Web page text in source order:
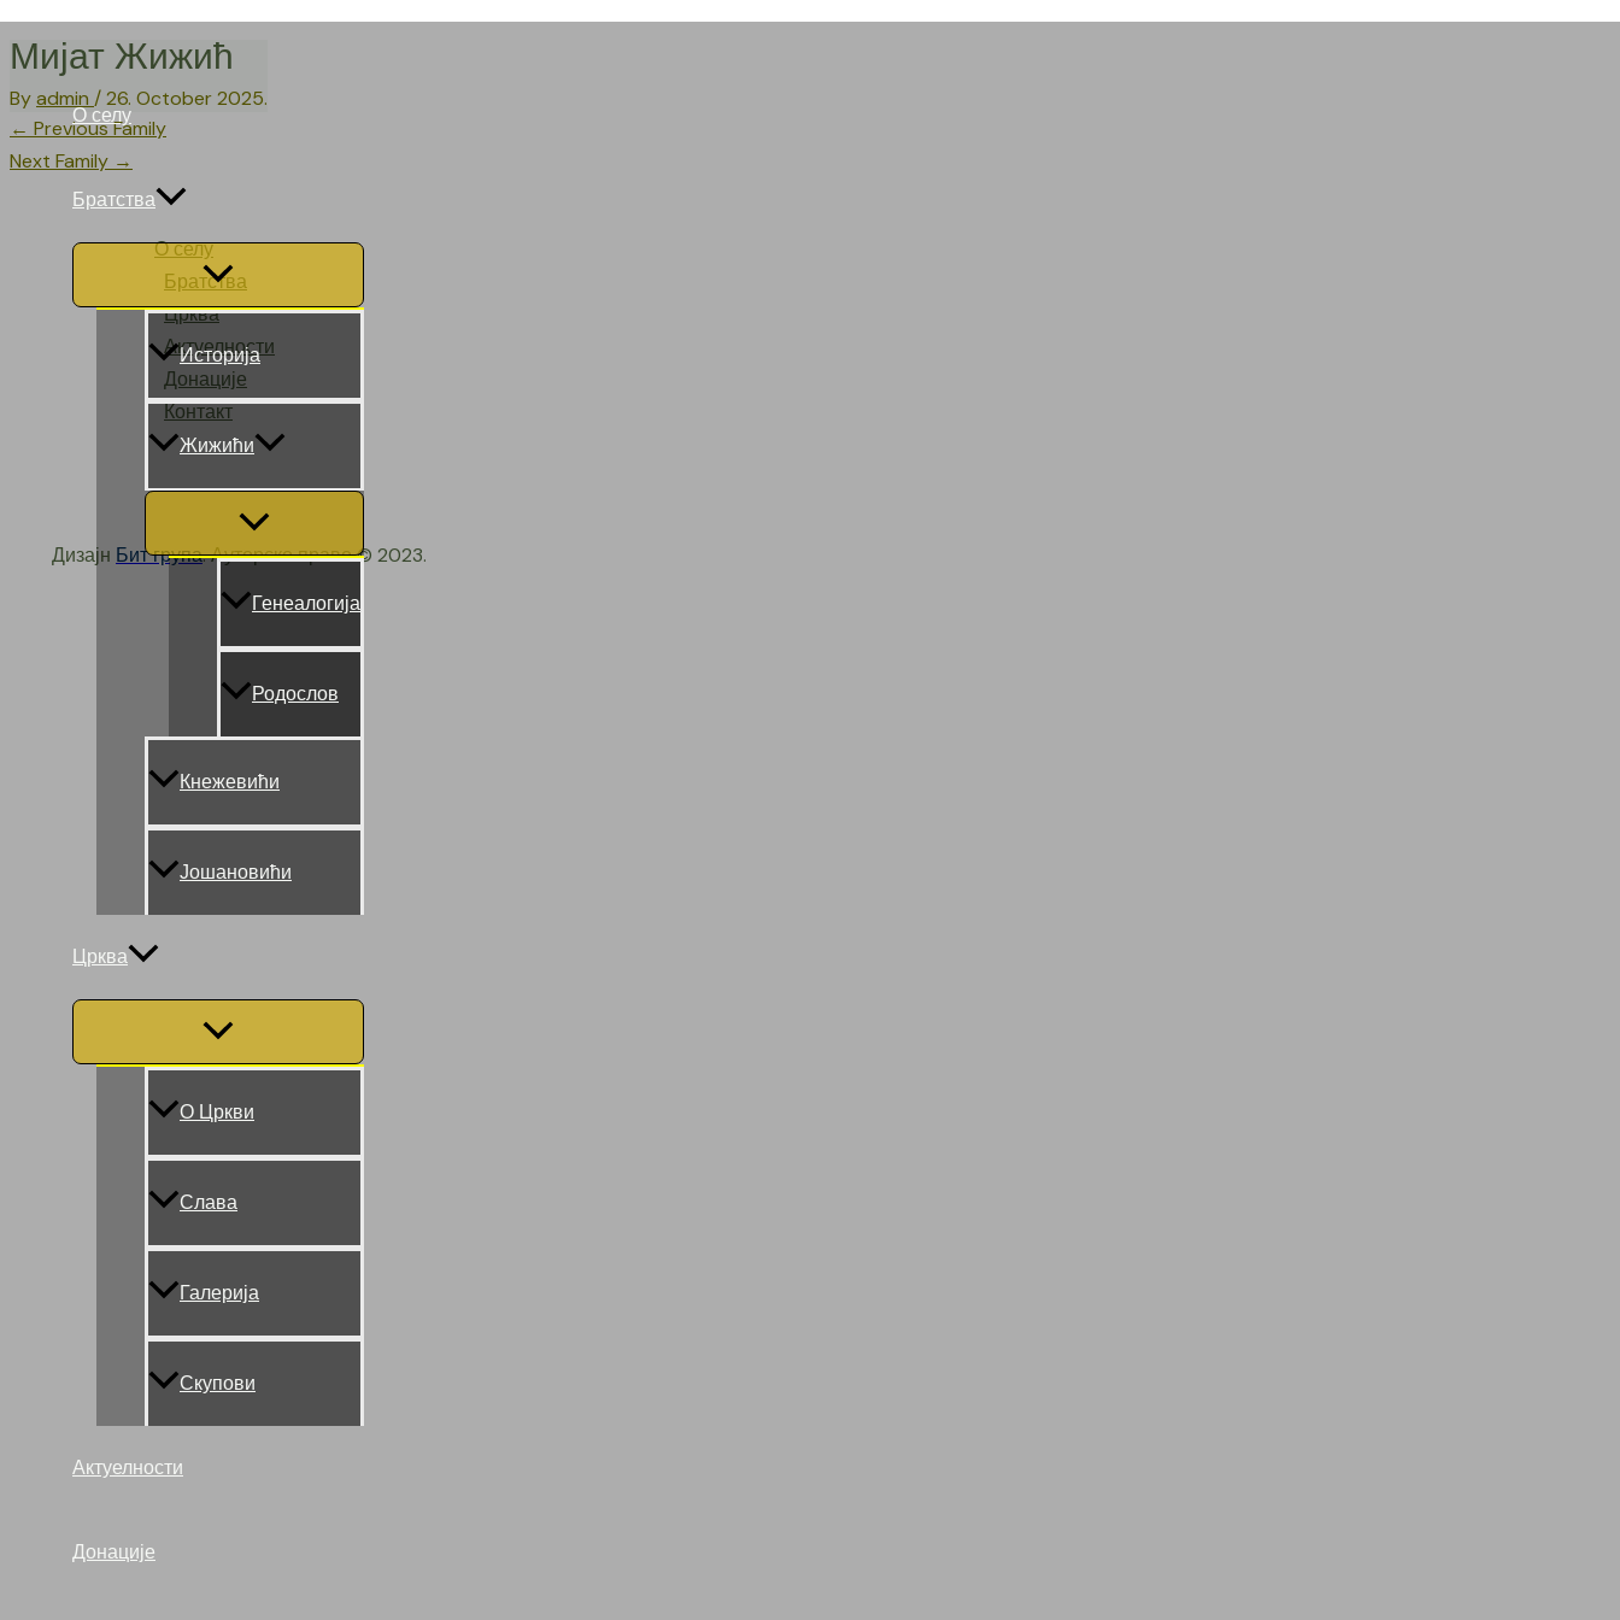
Skip
to
content
О селу
Братства
Menu
Toggle
Историја
Жижићи
Menu
Toggle
Генеалогија
Родослов
Кнежевићи
Јошановићи
Црква
Menu
Toggle
О Цркви
Слава
Галерија
Скупови
Актуелности
Донације
Мијат Жижић
Byadmin /26. October 2025.
Post
navigation
← Previous Family
Next Family →
О селу
Братства
Црква
Актуелности
Донације
Контакт
Дизајн Бит група. Ауторско право © 2023.